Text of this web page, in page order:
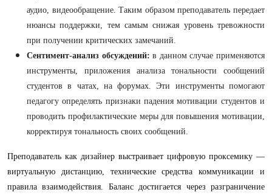
аудио, видеообращение. Таким образом преподаватель передает
нюансы поддержки, тем самым снижая уровень тревожности
при получении критических замечаний.
Сентимент-анализ обсуждений: в данном случае применяются
инструменты, приложения анализа тональности сообщений
студентов в чатах, на форумах. Эти инструменты помогают
педагогу определять признаки падения мотивации студентов и
проводить профилактические меры для повышения мотивации,
корректируя тональность своих сообщений.
Преподаватель как дизайнер выстраивает цифровую проксемику —
виртуальную дистанцию, технические средства коммуникации и
правила взаимодействия. Баланс достигается через разграничение